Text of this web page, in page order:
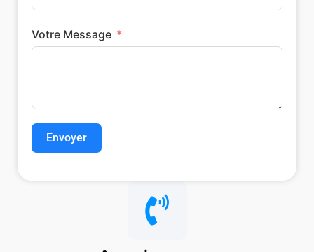
Votre Message
Envoyer